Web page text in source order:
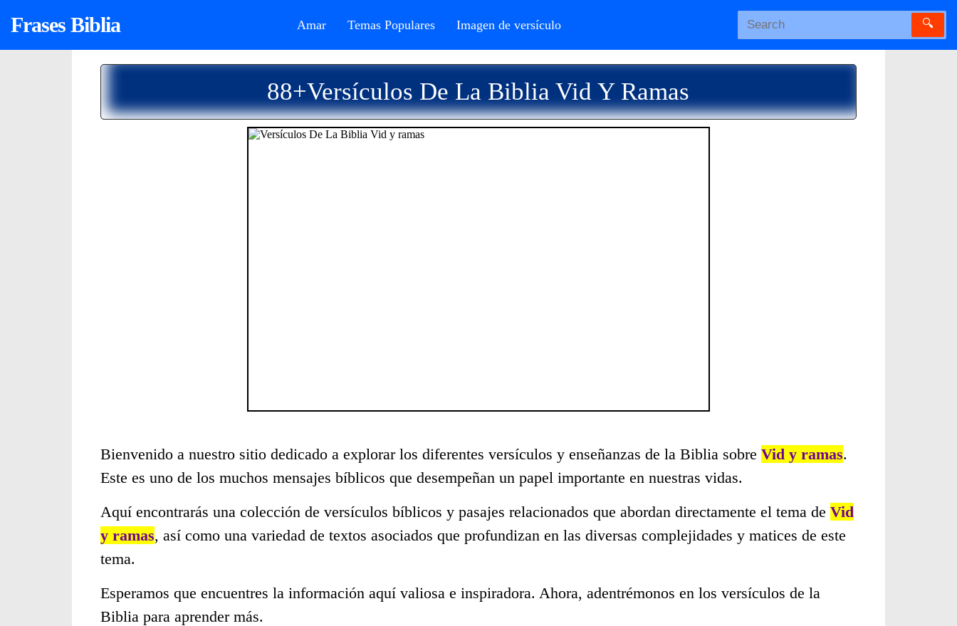
Frases Biblia Amar Temas Populares Imagen de versículo 🔍
88+Versículos De La Biblia Vid Y Ramas
Bienvenido a nuestro sitio dedicado a explorar los diferentes versículos y enseñanzas de la Biblia sobre Vid y ramas.
Este es uno de los muchos mensajes bíblicos que desempeñan un papel importante en nuestras vidas.
Aquí encontrarás una colección de versículos bíblicos y pasajes relacionados que abordan directamente el tema de Vid
y ramas, así como una variedad de textos asociados que profundizan en las diversas complejidades y matices de este
tema.
Esperamos que encuentres la información aquí valiosa e inspiradora. Ahora, adentrémonos en los versículos de la
Biblia para aprender más.